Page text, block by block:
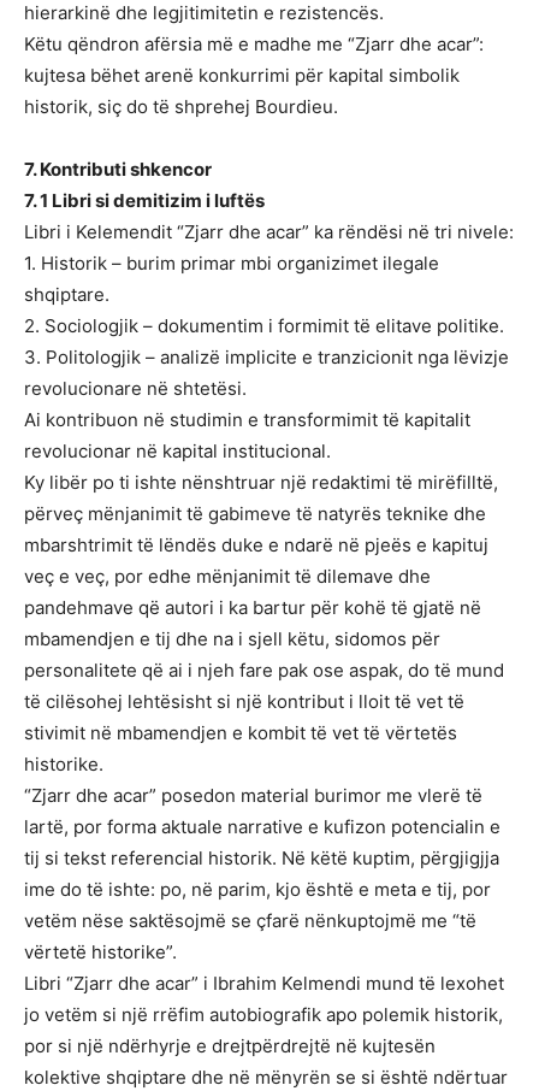
hierarkinë dhe legjitimitetin e rezistencës.
Këtu qëndron afërsia më e madhe me “Zjarr dhe acar”:
kujtesa bëhet arenë konkurrimi për kapital simbolik
historik, siç do të shprehej Bourdieu.
7. Kontributi shkencor
7. 1 Libri si demitizim i luftës
Libri i Kelemendit “Zjarr dhe acar” ka rëndësi në tri nivele:
1. Historik – burim primar mbi organizimet ilegale
shqiptare.
2. Sociologjik – dokumentim i formimit të elitave politike.
3. Politologjik – analizë implicite e tranzicionit nga lëvizje
revolucionare në shtetësi.
Ai kontribuon në studimin e transformimit të kapitalit
revolucionar në kapital institucional.
Ky libër po ti ishte nënshtruar një redaktimi të mirëfilltë,
përveç mënjanimit të gabimeve të natyrës teknike dhe
mbarshtrimit të lëndës duke e ndarë në pjeës e kapituj
veç e veç, por edhe mënjanimit të dilemave dhe
pandehmave që autori i ka bartur për kohë të gjatë në
mbamendjen e tij dhe na i sjell këtu, sidomos për
personalitete që ai i njeh fare pak ose aspak, do të mund
të cilësohej lehtësisht si një kontribut i lloit të vet të
stivimit në mbamendjen e kombit të vet të vërtetës
historike.
“Zjarr dhe acar” posedon material burimor me vlerë të
lartë, por forma aktuale narrative e kufizon potencialin e
tij si tekst referencial historik. Në këtë kuptim, përgjigjja
ime do të ishte: po, në parim, kjo është e meta e tij, por
vetëm nëse saktësojmë se çfarë nënkuptojmë me “të
vërtetë historike”.
Libri “Zjarr dhe acar” i Ibrahim Kelmendi mund të lexohet
jo vetëm si një rrëfim autobiografik apo polemik historik,
por si një ndërhyrje e drejtpërdrejtë në kujtesën
kolektive shqiptare dhe në mënyrën se si është ndërtuar